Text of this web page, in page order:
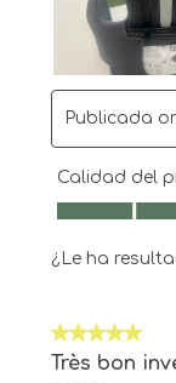
Publicada
Calidad del
Calidad del
¿Le ha
5 de 5 estrellas.
Très bon